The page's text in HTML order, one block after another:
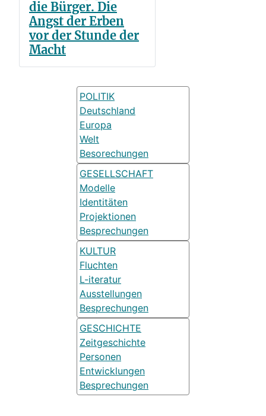
die Bürger. Die
Angst der Erben
vor der Stunde der
Macht
POLITIK
Deutschland
Europa
Welt
Besorechungen
GESELLSCHAFT
Modelle
Identitäten
Projektionen
Besprechungen
KULTUR
Fluchten
L-iteratur
Ausstellungen
Besprechungen
GESCHICHTE
Zeitgeschichte
Personen
Entwicklungen
Besprechungen